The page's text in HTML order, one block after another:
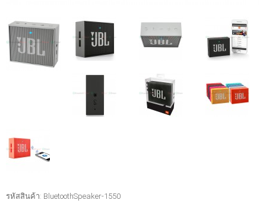
รหัสสินค้า: BluetoothSpeaker-1550